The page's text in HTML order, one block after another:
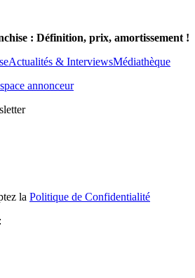
: Définition, prix, amortissement !
Actualités & InterviewsMédiathèque
annonceur
la Politique de Confidentialité